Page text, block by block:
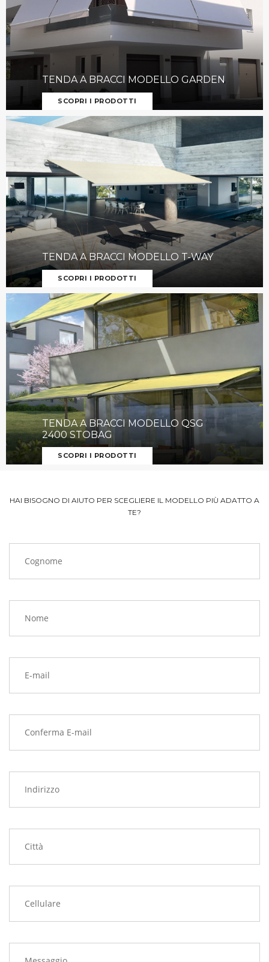
TENDA A BRACCI MODELLO GARDEN
SCOPRI I PRODOTTI
TENDA A BRACCI MODELLO T-WAY
SCOPRI I PRODOTTI
TENDA A BRACCI MODELLO QSG
2400 STOBAG
SCOPRI I PRODOTTI
HAI BISOGNO DI AIUTO PER SCEGLIERE IL MODELLO PIÙ ADATTO A
TE?